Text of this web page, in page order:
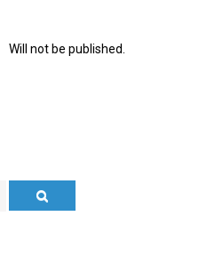
Will not be published.